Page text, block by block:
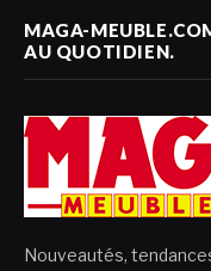
MAGA-
AU QUOTIDIEN.
Nouveautés,